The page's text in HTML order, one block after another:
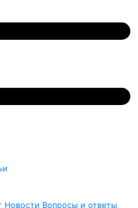
Новости Вопросы и ответы